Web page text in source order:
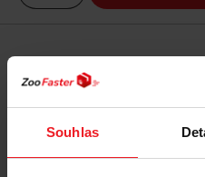
Souhlas
Doprava zdarma